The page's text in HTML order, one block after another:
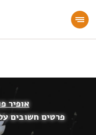
מעוניינים להעמיק
אופיר
פרטים חשובים